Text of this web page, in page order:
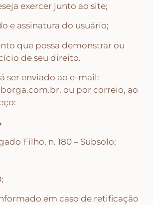
– Botons
Sublimação
– Primers – Gesso
exercer junto ao site;
e assinatura do usuário;
que possa demonstrar ou
de seu direito.
ser enviado ao e-mail:
ou por correio, ao
Filho, n. 180 – Subsolo;
em caso de retificação